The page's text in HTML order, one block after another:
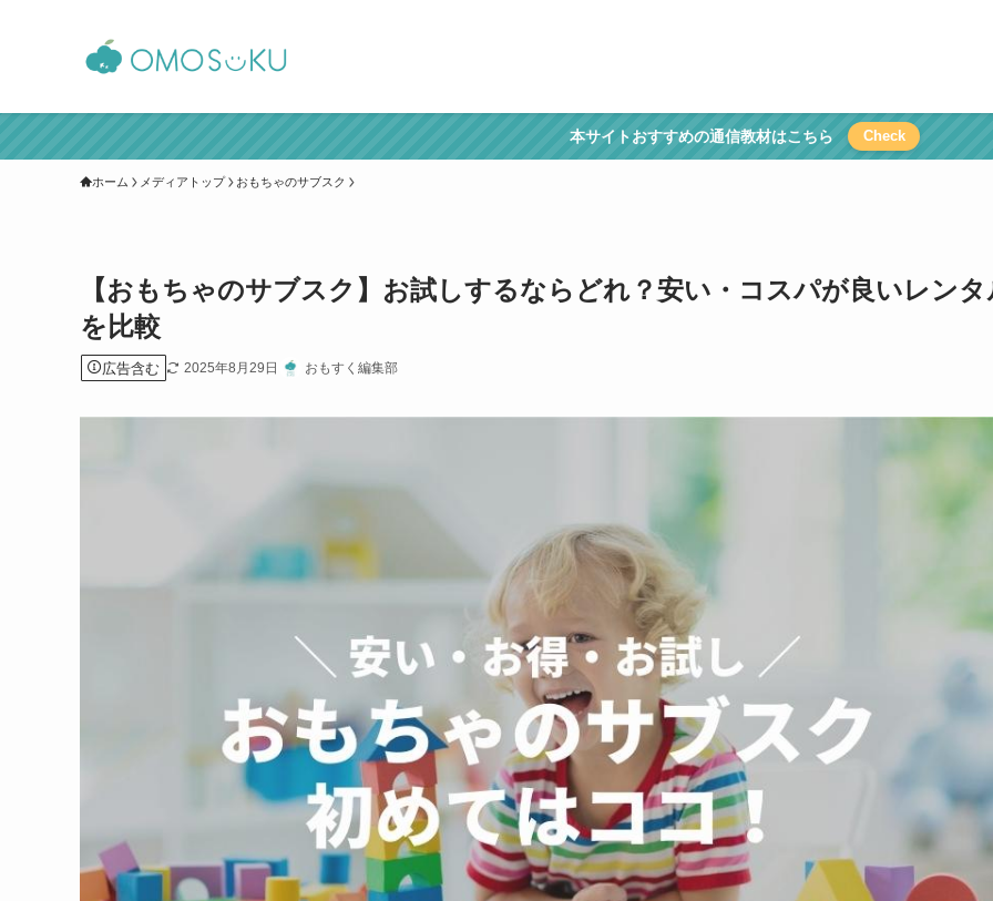
本サイトおすすめの通信教材はこちら Check
ホーム メディアトップ おもちゃのサブスク
【おもちゃのサブスク】お試しするならどれ？安い・コスパが良いレンタ
を比較
広告含む 2025年8月29日 おもすく編集部